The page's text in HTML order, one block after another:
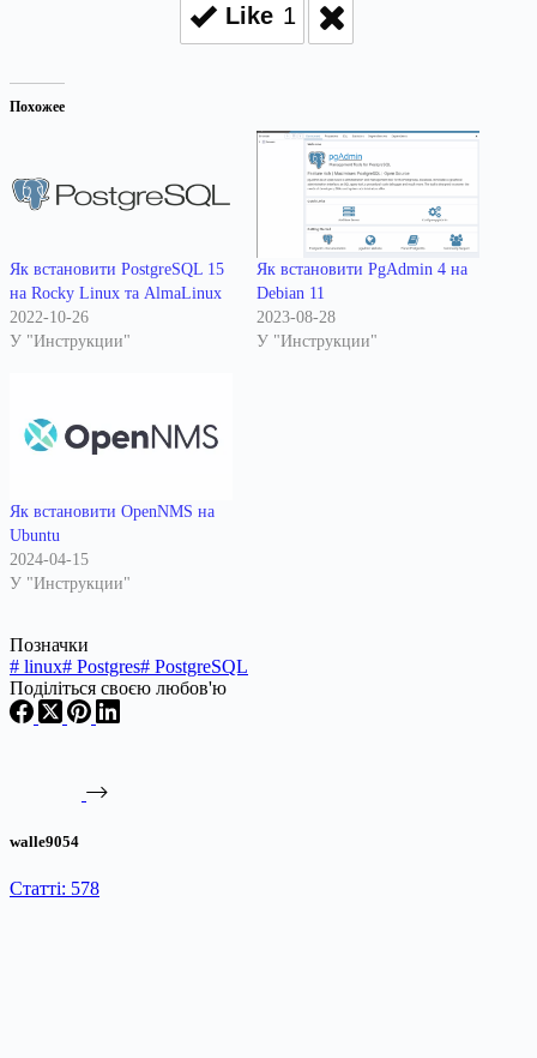
Like 1
Похожее
Як встановити PostgreSQL 15
на Rocky Linux та AlmaLinux
2022-10-26
У "Инструкции"
Як встановити PgAdmin 4 на
Debian 11
2023-08-28
У "Инструкции"
Як встановити OpenNMS на
Ubuntu
2024-04-15
У "Инструкции"
Позначки
# linux# Postgres# PostgreSQL
Поділіться своєю любов'ю
walle9054
Статті: 578